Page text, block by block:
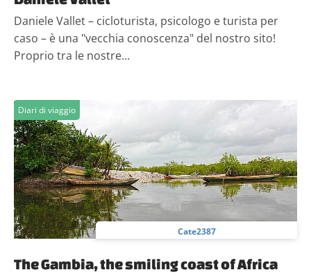
Daniele Vallet – cicloturista, psicologo e turista per
caso – è una "vecchia conoscenza" del nostro sito!
Proprio tra le nostre...
Diari di viaggio
Cate2387
The Gambia, the smiling coast of Africa